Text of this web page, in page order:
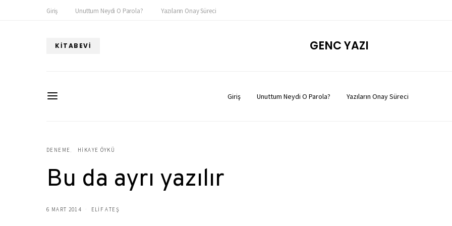
Giriş Unuttum Neydi O Parola? Yazıların Onay Süreci
KITABEVI GENC YAZI
Giriş Unuttum Neydi O Parola? Yazıların Onay Süreci
DENEME HIKAYE ÖYKÜ
Bu da ayrı yazılır
6 MART 2014 ELIF ATEŞ